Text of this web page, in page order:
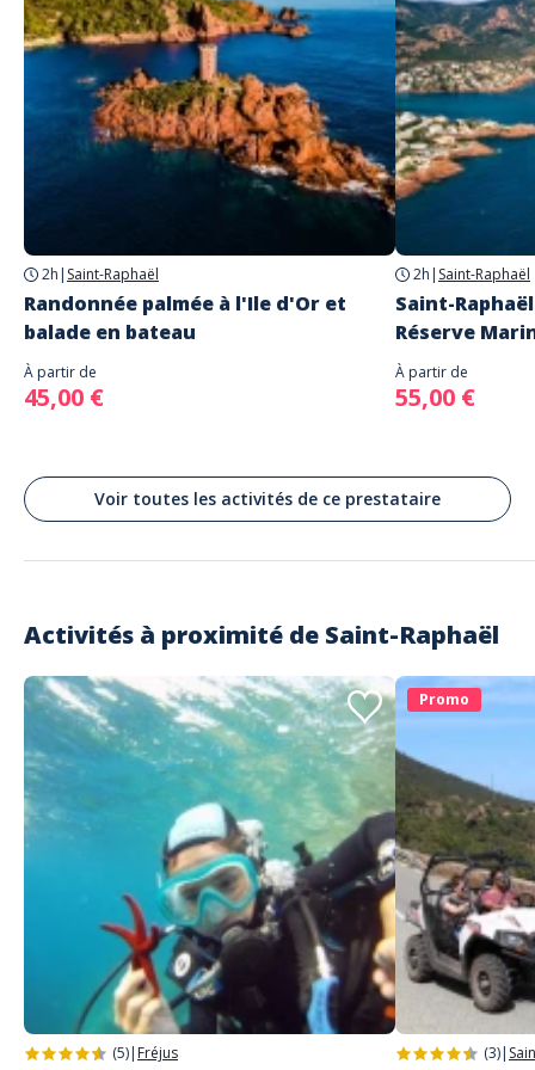
Langues
Français
Anglais
Adresse
Frenchriviera Underwater Services
485 Boulevard de la Plage
Saint-Raphaël
2h | Saint-Raphaël
Randonnée palmée à l'Ile d'Or et
balade en bateau
À partir de
45,00 €
2h | Saint-Raphaël
Saint-
Réserve
À partir de
55,00 €
Voir toutes les activités de ce prestataire
Activités à proximité de Saint-Raphaël
(5)| Fréjus
Promo
(3)|